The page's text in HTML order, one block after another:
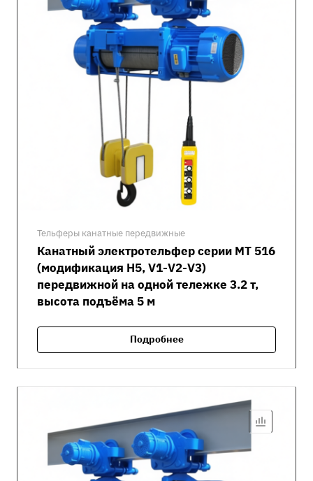
Тельферы канатные передвижные
Канатный электротельфер серии MT 516
(модификация H5, V1-V2-V3)
передвижной на одной тележке 3.2 т,
высота подъёма 5 м
Подробнее